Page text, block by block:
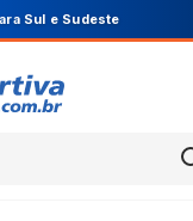
para 10% OFF na 1ª